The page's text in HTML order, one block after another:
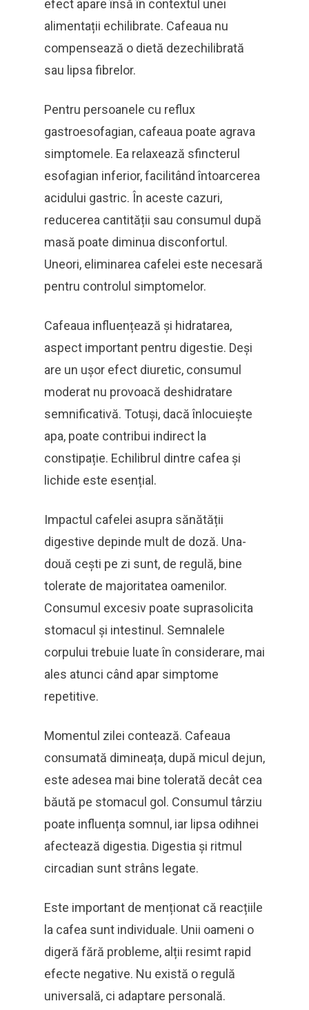
efect apare însă în contextul unei
alimentații echilibrate. Cafeaua nu
compensează o dietă dezechilibrată
sau lipsa fibrelor.
Pentru persoanele cu reflux
gastroesofagian, cafeaua poate agrava
simptomele. Ea relaxează sfincterul
esofagian inferior, facilitând întoarcerea
acidului gastric. În aceste cazuri,
reducerea cantității sau consumul după
masă poate diminua disconfortul.
Uneori, eliminarea cafelei este necesară
pentru controlul simptomelor.
Cafeaua influențează și hidratarea,
aspect important pentru digestie. Deși
are un ușor efect diuretic, consumul
moderat nu provoacă deshidratare
semnificativă. Totuși, dacă înlocuiește
apa, poate contribui indirect la
constipație. Echilibrul dintre cafea și
lichide este esențial.
Impactul cafelei asupra sănătății
digestive depinde mult de doză. Una-
două cești pe zi sunt, de regulă, bine
tolerate de majoritatea oamenilor.
Consumul excesiv poate suprasolicita
stomacul și intestinul. Semnalele
corpului trebuie luate în considerare, mai
ales atunci când apar simptome
repetitive.
Momentul zilei contează. Cafeaua
consumată dimineața, după micul dejun,
este adesea mai bine tolerată decât cea
băută pe stomacul gol. Consumul târziu
poate influența somnul, iar lipsa odihnei
afectează digestia. Digestia și ritmul
circadian sunt strâns legate.
Este important de menționat că reacțiile
la cafea sunt individuale. Unii oameni o
digeră fără probleme, alții resimt rapid
efecte negative. Nu există o regulă
universală, ci adaptare personală.